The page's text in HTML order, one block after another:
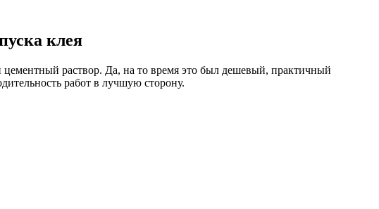
клея
раствор. Да, на то время это был дешевый, практичный
работ в лучшую сторону.